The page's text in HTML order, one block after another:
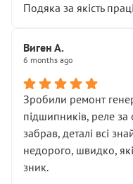
Подяка за якість
Виген А.
6 months ago
Зробили ремонт
підшипників, реле за
забрав, деталі всі
недорого, швидко,
зник.